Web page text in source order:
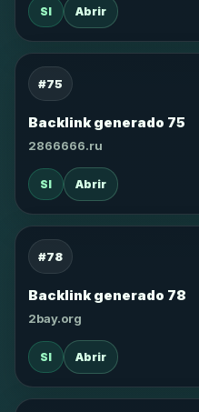
SI Abrir
#75
Backlink generado 75
2866666.ru
SI Abrir
#78
Backlink generado 78
2bay.org
SI Abrir